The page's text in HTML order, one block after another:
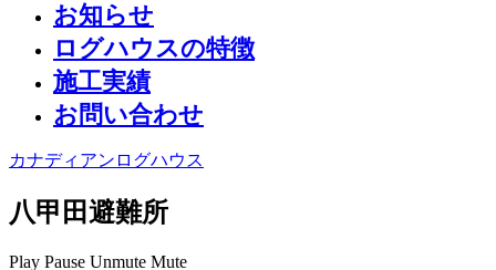
お知らせ
ログハウスの特徴
施工実績
お問い合わせ
カナディアンログハウス
八甲田避難所
Play Pause Unmute Mute